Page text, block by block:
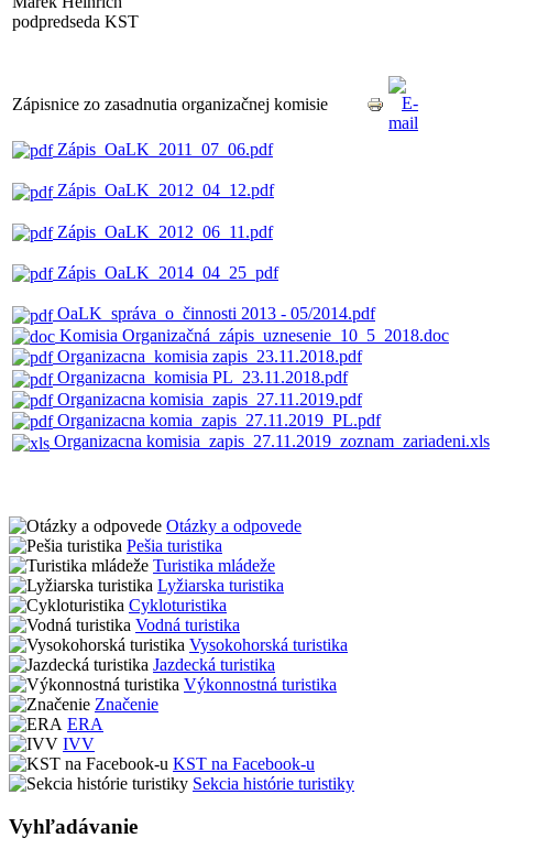
podpredseda KST
Zápisnice zo zasadnutia organizačnej komisie
Zápis_OaLK_2011_07_06.pdf
Zápis_OaLK_2012_04_12.pdf
Zápis_OaLK_2012_06_11.pdf
Zápis_OaLK_2014_04_25_pdf
OaLK_správa_o_činnosti 2013 - 05/2014.pdf
Komisia Organizačná_zápis_uznesenie_10_5_2018.doc
Organizacna_komisia zapis_23.11.2018.pdf
Organizacna_komisia PL_23.11.2018.pdf
Organizacna komisia_zapis_27.11.2019.pdf
Organizacna komia_zapis_27.11.2019_PL.pdf
Organizacna komisia_zapis_27.11.2019_zoznam_zariadeni.xls
Otázky a odpovede
Pešia turistika
Turistika mládeže
Lyžiarska turistika
Cykloturistika
Vodná turistika
Vysokohorská turistika
Jazdecká turistika
Výkonnostná turistika
Značenie
ERA
IVV
KST na Facebook-u
Sekcia histórie turistiky
Vyhľadávanie